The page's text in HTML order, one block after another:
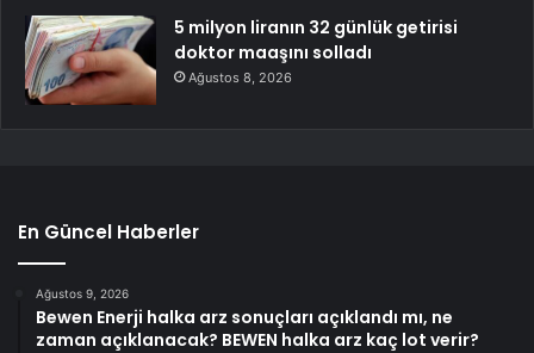
5 milyon liranın 32 günlük getirisi
doktor maaşını solladı
Ağustos 8, 2026
En Güncel Haberler
Ağustos 9, 2026
Bewen Enerji halka arz sonuçları açıklandı mı, ne
zaman açıklanacak? BEWEN halka arz kaç lot verir?